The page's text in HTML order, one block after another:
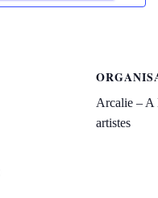
Arcalie – A
artistes